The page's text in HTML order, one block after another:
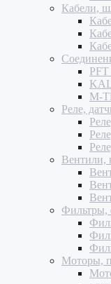
Кабели,
M-
Реле,
Вентили,
Фильтры,
Моторы,